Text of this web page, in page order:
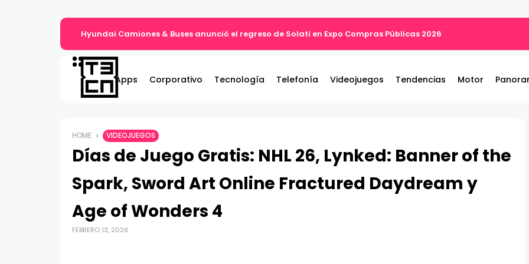
Hyundai Camiones & Buses anunció el regreso de Solati en Expo Compras Públicas 2026
Apps Corporativo Tecnología Telefonía Videojuegos Tendencias Motor
HOME VIDEOJUEGOS
Días de Juego Gratis: NHL 26, Lynked: Banner of the
Spark, Sword Art Online Fractured Daydream y
Age of Wonders 4
FEBRERO 13, 2026